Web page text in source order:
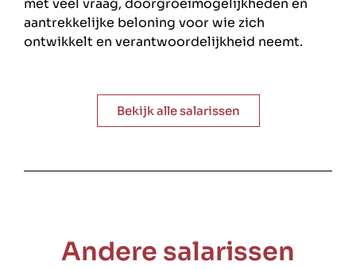
met veel vraag, doorgroeimogelijkheden en
aantrekkelijke beloning voor wie zich
ontwikkelt en verantwoordelijkheid neemt.
Bekijk alle salarissen
Andere salarissen